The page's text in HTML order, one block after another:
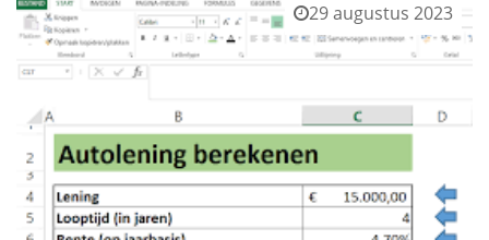
29 augustus 2023